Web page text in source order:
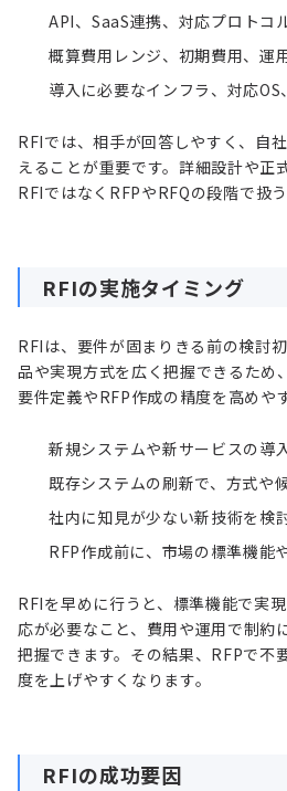
API、 SaaS連携、対応プロトコ
概算費用レンジ、初期費用、運
導入に必要なインフラ、対応
RFIでは、相手が回答しやすく、自
えることが重要です。詳細設計や正
RFIではなくRFPやRFQの段階で扱
RFIの実施タイミング
RFIは、要件が固まりきる前の検討
品や実現方式を広く把握できるため
要件定義やRFP作成の精度を高めや
新規システムや新サービスの導
既存システムの刷新で、方式や
社内に知見が少ない新技術を検
RFP作成前に、市場の標準機能
RFIを早めに行うと、標準機能で実
応が必要なこと、費用や運用で制約
把握できます。その結果、RFPで不
度を上げやすくなります。
RFIの成功要因